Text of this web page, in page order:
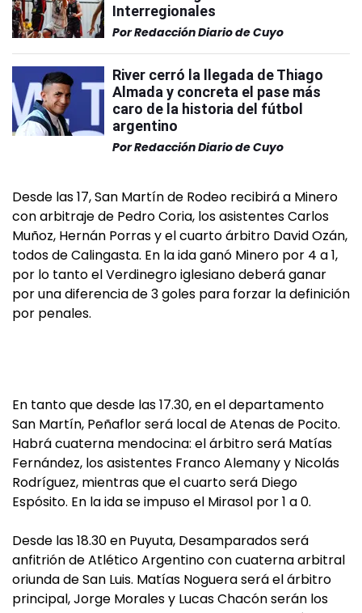
Interregionales
PorRedacción Diario de Cuyo
River cerró la llegada de Thiago
Almada y concreta el pase más
caro de la historia del fútbol
argentino
PorRedacción Diario de Cuyo
Desde las 17, San Martín de Rodeo recibirá a Minero
con arbitraje de Pedro Coria, los asistentes Carlos
Muñoz, Hernán Porras y el cuarto árbitro David Ozán,
todos de Calingasta. En la ida ganó Minero por 4 a 1,
por lo tanto el Verdinegro iglesiano deberá ganar
por una diferencia de 3 goles para forzar la definición
por penales.
En tanto que desde las 17.30, en el departamento
San Martín, Peñaflor será local de Atenas de Pocito.
Habrá cuaterna mendocina: el árbitro será Matías
Fernández, los asistentes Franco Alemany y Nicolás
Rodríguez, mientras que el cuarto será Diego
Espósito. En la ida se impuso el Mirasol por 1 a 0.
Desde las 18.30 en Puyuta, Desamparados será
anfitrión de Atlético Argentino con cuaterna arbitral
oriunda de San Luis. Matías Noguera será el árbitro
principal, Jorge Morales y Lucas Chacón serán los